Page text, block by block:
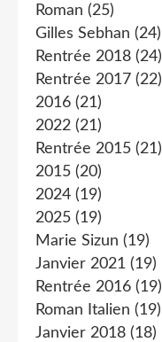
Roman (25)
Gilles Sebhan (24)
Rentrée 2018 (24)
Rentrée 2017 (22)
2016 (21)
2022 (21)
Rentrée 2015 (21)
2015 (20)
2024 (19)
2025 (19)
Marie Sizun (19)
Janvier 2021 (19)
Rentrée 2016 (19)
Roman Italien (19)
Janvier 2018 (18)